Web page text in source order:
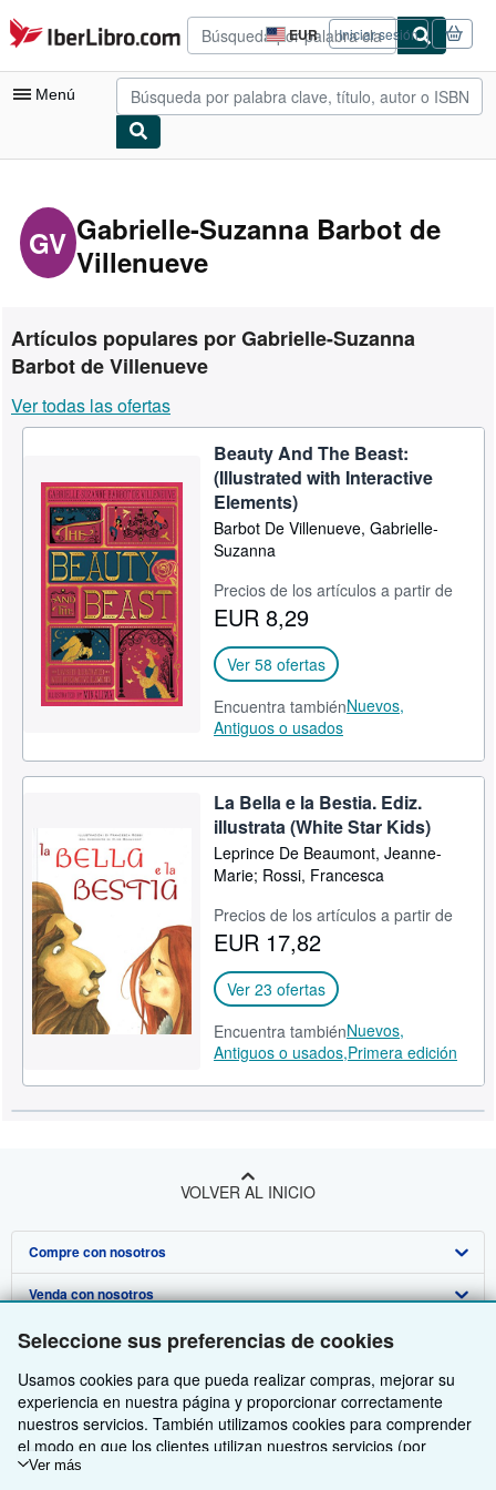
Seleccione sus preferencias de cookies
Usamos cookies para que pueda realizar compras, mejorar su
experiencia en nuestra página y proporcionar correctamente
nuestros servicios. También utilizamos cookies para comprender
el modo en que los clientes utilizan nuestros servicios (por
ejemplo, midiendo las visitas al sitio) y así poder realizar mejoras.
Ver más
Pasar al contenido principal
IberLibro.com EUR
Preferencias
de
compra
del
Iniciar sesión
Menú
Consultar mis pedidos
Búsqueda avanzada
Libros antiguos
Arte y coleccionismo
Vendedores
Ayuda
CERRAR
GV Gabrielle-Suzanna Barbot de
Villenueve
Artículos populares por Gabrielle-Suzanna
Barbot de Villenueve
Ver todas las ofertas
Beauty And The Beast:
(Illustrated with Interactive
Elements)
Barbot De Villenueve, Gabrielle-
Suzanna
Precios de los artículos a partir de
EUR 8,29
Ver 58 ofertas
Encuentra tambiénNuevos,
Antiguos o usados
La Bella e la Bestia. Ediz.
illustrata (White Star Kids)
Leprince De Beaumont, Jeanne-
Marie; Rossi, Francesca
Precios de los artículos a partir de
EUR 17,82
Ver 23 ofertas
Encuentra tambiénNuevos,
Antiguos o usados,Primera edición
VOLVER AL INICIO
Compre con nosotros
Búsqueda avanzada
Colecciones
Mi cuenta
Mis pedidos
Ver carrito
Venda con nosotros
Comenzar a vender
Únase a nuestro programa de afiliados
Recomiende un vendedor
Sobre nosotros
Sobre IberLibro
Medios
Empleo
Obtener Ayuda
Preguntas frecuentes y guías
Atención al Cliente
Otras compañías de AbeBooks
AbeBooks.com
Siga a IberLibro